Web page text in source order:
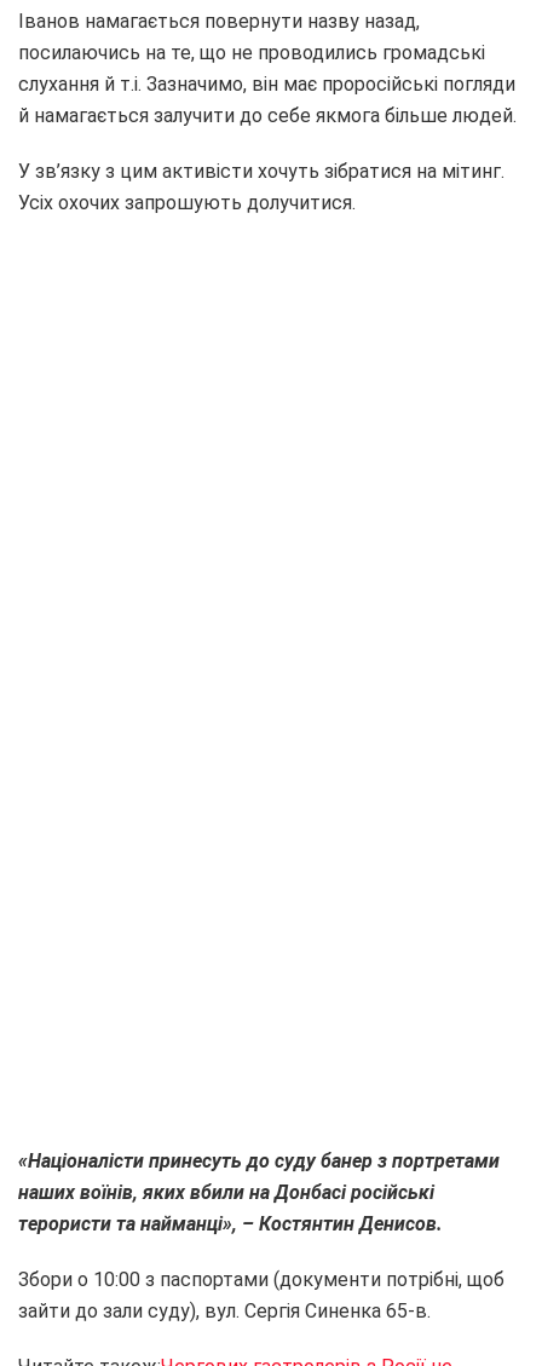
Іванов намагається повернути назву назад,
посилаючись на те, що не проводились громадські
слухання й т.і. Зазначимо, він має проросійські погляди
й намагається залучити до себе якмога більше людей.
У зв’язку з цим активісти хочуть зібратися на мітинг.
Усіх охочих запрошують долучитися.
«Націоналісти принесуть до суду банер з портретами
наших воїнів, яких вбили на Донбасі російські
терористи та найманці», – Костянтин Денисов.
Збори о 10:00 з паспортами (документи потрібні, щоб
зайти до зали суду), вул. Сергія Синенка 65-в.